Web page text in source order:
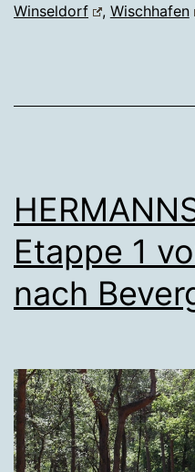
Winseldorf
, Wischhafen
Etappe 1
nach